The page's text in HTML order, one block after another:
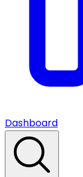
Dashboard